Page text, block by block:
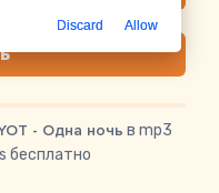
- Одна ночь в mp3
бесплатно
Discard Allow